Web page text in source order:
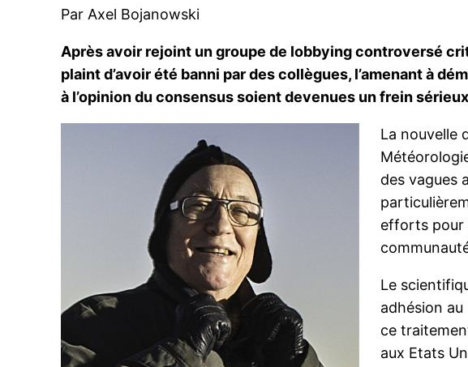
Par Axel Bojanowski
Après avoir rejoint un groupe de lobbying controversé
plaint d’avoir été banni par des collègues, l’amenant à
à l’opinion du consensus soient devenues un frein
La nouvelle
des vagues
efforts pour
Le
adhésion
ce
aux Etats